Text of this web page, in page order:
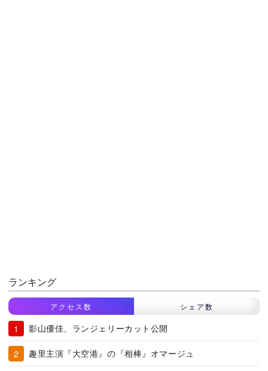
ランキング
アクセス数 シェア数
影山優佳、ランジェリーカット公開
趣里主演『大空港』の『相棒』オマージュ